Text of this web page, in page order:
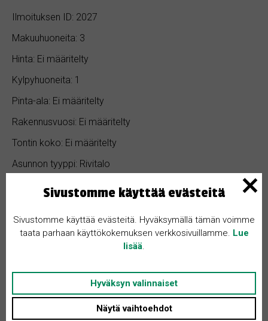
Ilmoituksen ID: 2027
Makuuhuoneita: 3
Hinta: Ei määritelty
Kylpyhuoneita: 1
Pinta-ala: Ei määritelty
Rakennusvuosi: Ei määritelty
Tontin koko: Ei määritelty
Asunnon tyyppi: Rivitalo
Huoneita + K: 4
Kohteen kuvaus
Nelihenkinen perhe etsii rivitaloneliötä tai isoa kolmiota
Sivustomme käyttää evästeitä
Sivustomme käyttää evästeitä. Hyväksymällä tämän voimme
taata parhaan käyttökokemuksen verkkosivuillamme. Lue
lisää
Hyväksyn valinnaiset
Näytä vaihtoehdot